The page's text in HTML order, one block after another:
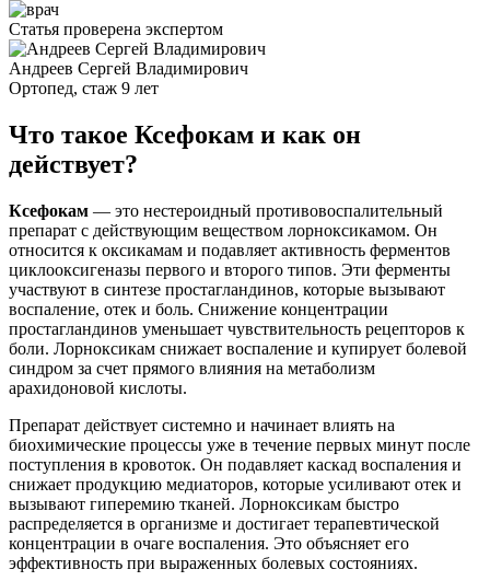
Статья проверена экспертом
Андреев Сергей Владимирович
Ортопед, стаж 9 лет
Что такое Ксефокам и как он
действует?
Ксефокам — это нестероидный противовоспалительный
препарат с действующим веществом лорноксикамом. Он
относится к оксикамам и подавляет активность ферментов
циклооксигеназы первого и второго типов. Эти ферменты
участвуют в синтезе простагландинов, которые вызывают
воспаление, отек и боль. Снижение концентрации
простагландинов уменьшает чувствительность рецепторов к
боли. Лорноксикам снижает воспаление и купирует болевой
синдром за счет прямого влияния на метаболизм
арахидоновой кислоты.
Препарат действует системно и начинает влиять на
биохимические процессы уже в течение первых минут после
поступления в кровоток. Он подавляет каскад воспаления и
снижает продукцию медиаторов, которые усиливают отек и
вызывают гиперемию тканей. Лорноксикам быстро
распределяется в организме и достигает терапевтической
концентрации в очаге воспаления. Это объясняет его
эффективность при выраженных болевых состояниях.